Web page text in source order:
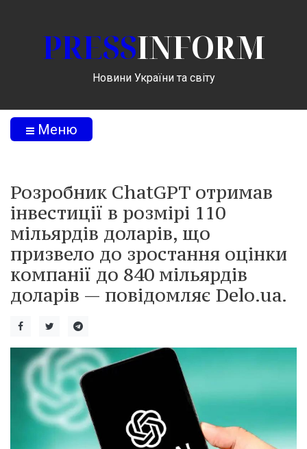
PRESSINFORM
Новини України та світу
Меню
Розробник ChatGPT отримав
інвестиції в розмірі 110
мільярдів доларів, що
призвело до зростання оцінки
компанії до 840 мільярдів
доларів — повідомляє Delo.ua.